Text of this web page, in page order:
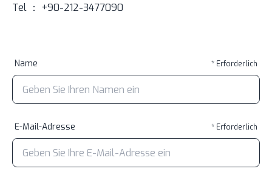
Tel ： +90-212-3477090
Name * Erforderlich
E-Mail-Adresse * Erforderlich